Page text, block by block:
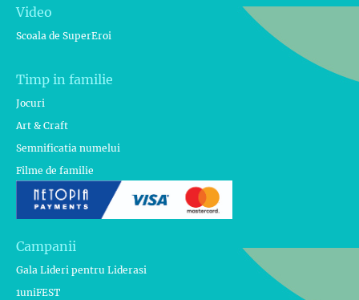
Video
Scoala de SuperEroi
Timp in familie
Jocuri
Art & Craft
Semnificatia numelui
Filme de familie
Campanii
Gala Lideri pentru Liderasi
1uniFEST